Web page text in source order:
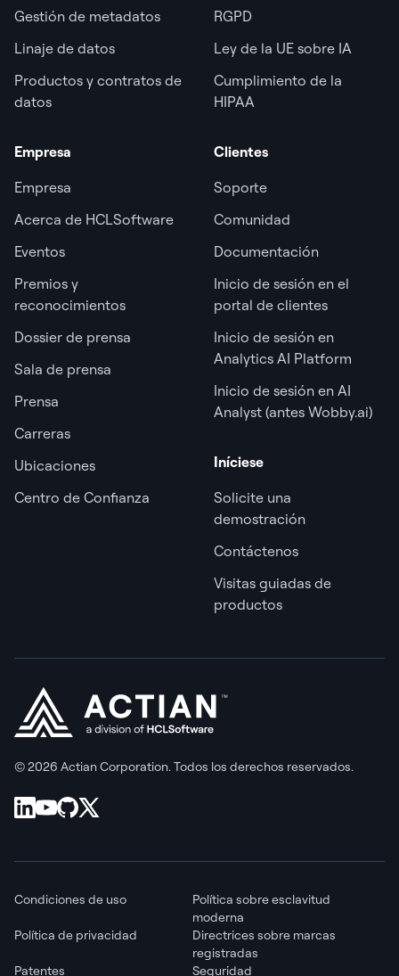
Gestión de metadatos
Linaje de datos
Productos y contratos de
datos
RGPD
Ley de la UE sobre IA
Cumplimiento de la
HIPAA
Empresa
Empresa
Acerca de HCLSoftware
Eventos
Premios y
reconocimientos
Dossier de prensa
Sala de prensa
Prensa
Carreras
Ubicaciones
Centro de Confianza
Clientes
Soporte
Comunidad
Documentación
Inicio de sesión en el
portal de clientes
Inicio de sesión en
Analytics AI Platform
Inicio de sesión en AI
Analyst (antes Wobby.ai)
Iníciese
Solicite una
demostración
Contáctenos
Visitas guiadas de
productos
© 2026 Actian Corporation. Todos los derechos reservados.
Condiciones de uso
Política sobre esclavitud
moderna
Política de privacidad
Directrices sobre marcas
registradas
Patentes
Seguridad